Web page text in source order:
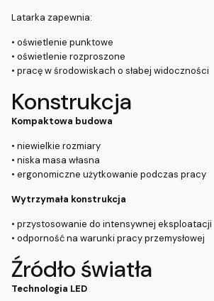
Latarka zapewnia:
• oświetlenie punktowe
• oświetlenie rozproszone
• pracę w środowiskach o słabej widoczności
Konstrukcja
Kompaktowa budowa
• niewielkie rozmiary
• niska masa własna
• ergonomiczne użytkowanie podczas pracy
Wytrzymała konstrukcja
• przystosowanie do intensywnej eksploatacji
• odporność na warunki pracy przemysłowej
Źródło światła
Technologia LED